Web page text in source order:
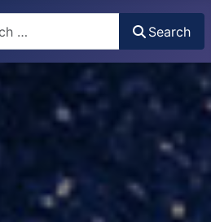
more characters for results.
Search